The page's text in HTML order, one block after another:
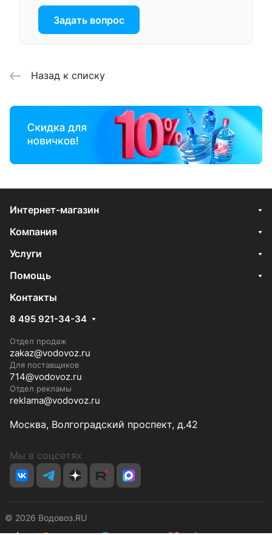
Задать вопрос
Назад к списку
Интернет-магазин
Компания
Услуги
Помощь
Контакты
8 495 921-34-34
Отдел продаж
zakaz@vodovoz.ru
Для поставщиков
714@vodovoz.ru
Отдел рекламы
reklama@vodovoz.ru
Москва, Волгоградский проспект, д.42
Мы в соцсетях
© 2026 Водовоз.RU